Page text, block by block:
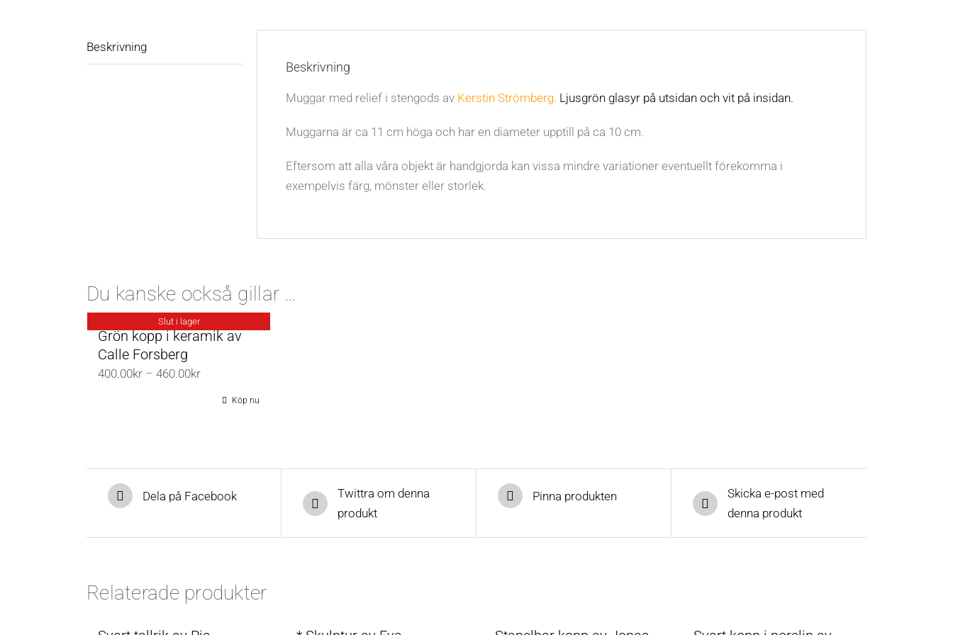
Beskrivning
Beskrivning
Muggar med relief i stengods av Kerstin Strömberg. Ljusgrön glasyr på utsidan och vit på insidan.
Muggarna är ca 11 cm höga och har en diameter upptill på ca 10 cm.
Eftersom att alla våra objekt är handgjorda kan vissa mindre variationer eventuellt förekomma i
exempelvis färg, mönster eller storlek.
Du kanske också gillar …
Slut i lager
Grön kopp i keramik av
Calle Forsberg
400.00kr – 460.00krPrisintervall:
Köp nu
Dela på Facebook
Twittra om denna
produkt
Pinna produkten
Skicka e-post med
denna produkt
Relaterade produkter